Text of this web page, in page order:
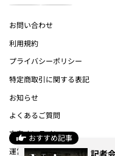
おすすめ記事
記者
お問い合わせ
利用規約
プライバシーポリシー
特定商取引に関する表記
お知らせ
よくあるご質問
文春オンライン
運営会社